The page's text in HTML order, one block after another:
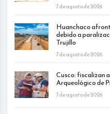
7 de agosto de 2026
Huanchaco
debido a
Trujillo
7 de agosto de 2026
Cusco: fiscalizan
Arqueológico de
7 de agosto de 2026